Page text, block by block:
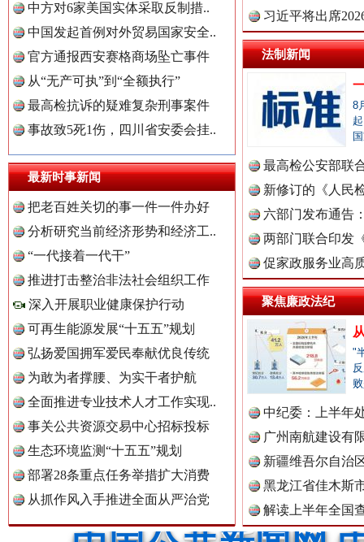
中方对6家美国实体采取反制措..
中国发起首例对外贸易国家安全..
官方通报西安赛格商场坠亡事件
从“无产可执”到“全额执行”
最高检抗诉的疑难复杂刑事案件
事故致5死1伤，四川省安委会挂..
最新时事新闻
把老百姓关切的事一件一件办好
分析研究当前经济形势和经济工..
“一代接着一代干”
推进打击整治非法社会组织工作
深入开展职业健康保护行动
可再生能源发展“十五五”规划
弘扬爱国拥军爱民奉献优良传统
为敢为者撑腰、为实干者护航
全面推进专业技术人才工作实现..
事关公共资源交易中心招标投标
生态环境监测“十五五”规划
部署28条重点任务举措扩大消费
从抓作风入手推进全面从严治党
习近平将出席
球治理..
法制新闻
8
最高检公安部联
周岁未..
新修订的《人民
布
六部门发布通告
两部门联合印发
定》
促家政服务业高
聚焦廉政法纪
"
中纪委：上半年
广州南航建设有
新疆维吾尔自治
黑龙江省佳木斯
解读上半年全国
数据
中国全民新闻网.
中国公众新闻网.
中国公民新闻网.
中国公共新闻网.
世界屋脊 天路回响 永
红船起航处 潮起向未来 广州首